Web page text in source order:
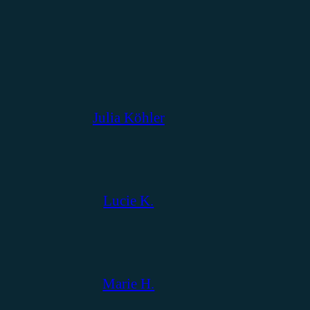
Julia Köhler
Lucie K.
Marie H.